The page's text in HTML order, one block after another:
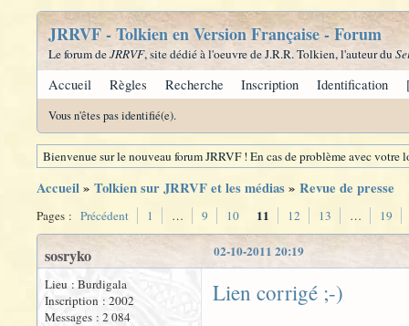
JRRVF - Tolkien en Version Française - Forum
Le forum deJRRVF, site dédié à l'oeuvre de J.R.R. Tolkien, l'auteur du
Accueil Règles Recherche Inscription Identification
Vous n'êtes pas identifié(e).
Bienvenue sur le nouveau forum JRRVF ! En cas de problème avec
Accueil» Tolkien sur JRRVF et les médias» Revue de presse
Pages : Précédent 1 … 9 10 11 12 13 … 19
02-10-2011 20:19
sosryko
Lieu : Burdigala
Inscription : 2002
Messages : 2 084
Lien corrigé ;-)